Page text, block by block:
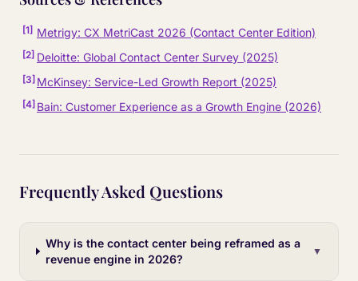
[1] Metrigy: CX MetriCast 2026 (Contact Center Edition)
[2] Deloitte: Global Contact Center Survey (2025)
[3] McKinsey: Service-Led Growth Report (2025)
[4] Bain: Customer Experience as a Growth Engine (2026)
Frequently Asked Questions
Why is the contact center being reframed as a
revenue engine in 2026?
▼